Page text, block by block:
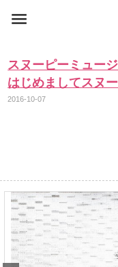
スヌーピーミュー
はじめましてスヌ
2016-10-07